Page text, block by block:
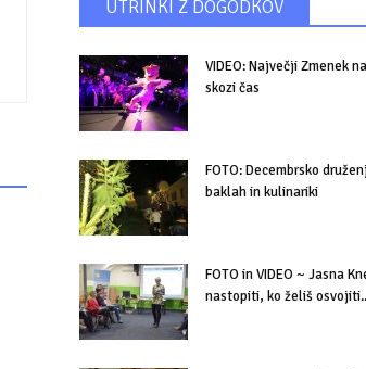
UTRINKI Z DOGODKOV
VIDEO: Največji Zmenek
skozi čas
FOTO: Decembrsko
baklah in kulinariki
FOTO in VIDEO ~ Jasna
nastopiti, ko želiš